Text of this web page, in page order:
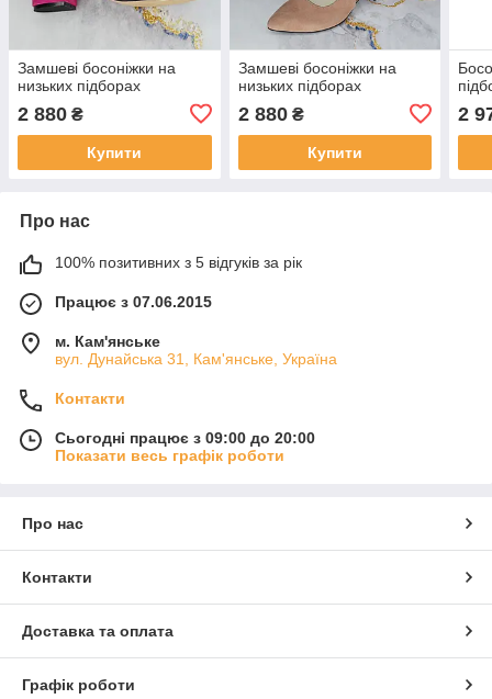
Замшеві босоніжки на
низьких підборах
2 880 ₴
Купити
Замшеві босоніжки на
низьких підборах
2 880₴
Купити
2
Про нас
100% позитивних з 5 відгуків за рік
Працює з 07.06.2015
м. Кам'янське
вул. Дунайська 31, Кам'янське, Україна
Контакти
Сьогодні працює з 09:00 до 20:00
Показати весь графік роботи
Про нас
Контакти
Доставка та оплата
Графік роботи